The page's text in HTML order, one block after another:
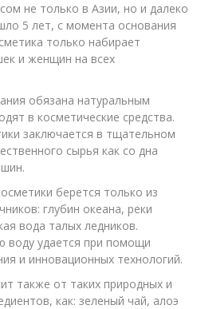
не только в Азии, но и далеко
5 лет, с момента основания
только набирает
и женщин на всех
обязана натуральным
в косметические средства.
заключается в тщательном
сырья как со дна
берется только из
глубин океана, реки
вода талых ледников.
воду удается при помощи
и инновационных технологий.
также от таких природных и
как: зеленый чай, алоэ